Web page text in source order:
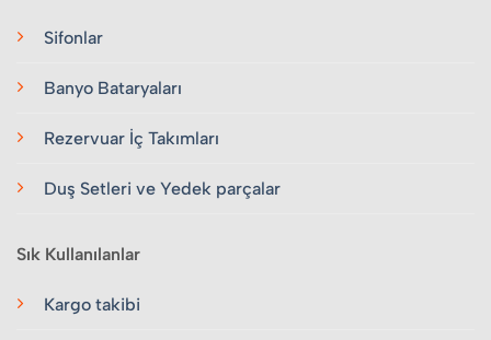
Sifonlar
Banyo Bataryaları
Rezervuar İç Takımları
Duş Setleri ve Yedek parçalar
Sık Kullanılanlar
Kargo takibi